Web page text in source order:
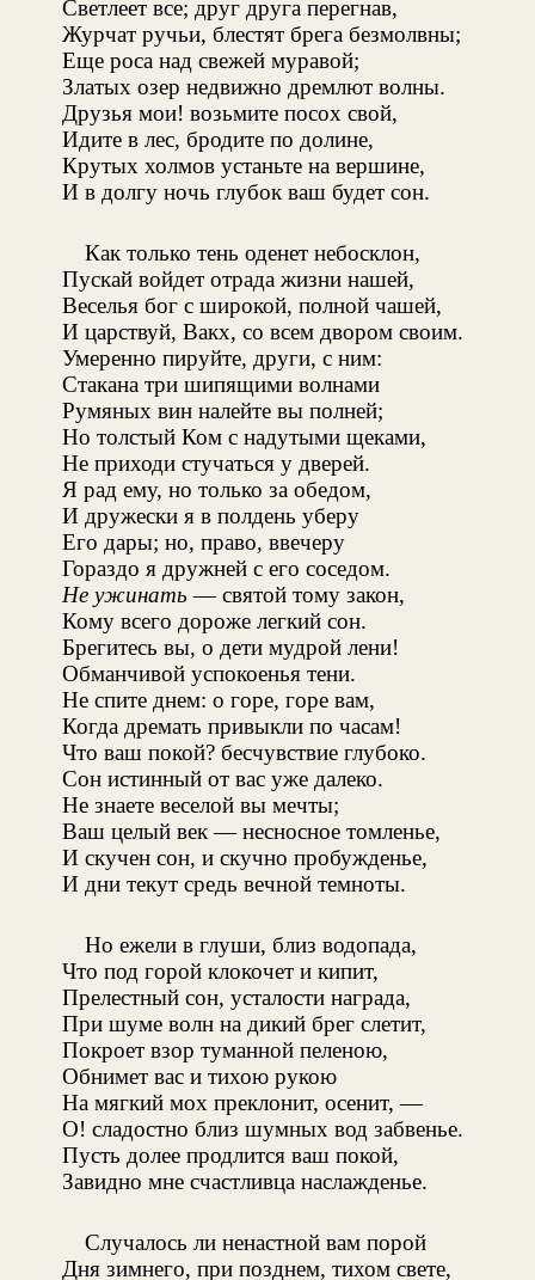
Светлеет все; друг друга перегнав,
Журчат ручьи, блестят брега безмолвны;
Еще роса над свежей муравой;
Златых озер недвижно дремлют волны.
Друзья мои! возьмите посох свой,
Идите в лес, бродите по долине,
Крутых холмов устаньте на вершине,
И в долгу ночь глубок ваш будет сон.
Как только тень оденет небосклон,
Пускай войдет отрада жизни нашей,
Веселья бог с широкой, полной чашей,
И царствуй, Вакх, со всем двором своим.
Умеренно пируйте, други, с ним:
Стакана три шипящими волнами
Румяных вин налейте вы полней;
Но толстый Ком с надутыми щеками,
Не приходи стучаться у дверей.
Я рад ему, но только за обедом,
И дружески я в полдень уберу
Его дары; но, право, ввечеру
Гораздо я дружней с его соседом.
Не ужинать — святой тому закон,
Кому всего дороже легкий сон.
Брегитесь вы, о дети мудрой лени!
Обманчивой успокоенья тени.
Не спите днем: о горе, горе вам,
Когда дремать привыкли по часам!
Что ваш покой? бесчувствие глубоко.
Сон истинный от вас уже далеко.
Не знаете веселой вы мечты;
Ваш целый век — несносное томленье,
И скучен сон, и скучно пробужденье,
И дни текут средь вечной темноты.
Но ежели в глуши, близ водопада,
Что под горой клокочет и кипит,
Прелестный сон, усталости награда,
При шуме волн на дикий брег слетит,
Покроет взор туманной пеленою,
Обнимет вас и тихою рукою
На мягкий мох преклонит, осенит, —
О! сладостно близ шумных вод забвенье.
Пусть долее продлится ваш покой,
Завидно мне счастливца наслажденье.
Случалось ли ненастной вам порой
Дня зимнего, при позднем, тихом свете,